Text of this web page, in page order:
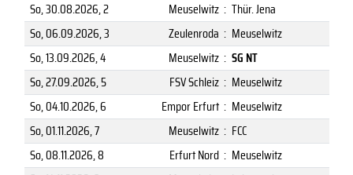
So, 30.08.2026, 2 Meuselwitz : Thür. Jena
So, 06.09.2026, 3 Zeulenroda : Meuselwitz
So, 13.09.2026, 4 Meuselwitz : SG NT
So, 27.09.2026, 5 FSV Schleiz : Meuselwitz
So, 04.10.2026, 6 Empor Erfurt : Meuselwitz
So, 01.11.2026, 7 Meuselwitz : FCC
So, 08.11.2026, 8 Erfurt Nord : Meuselwitz